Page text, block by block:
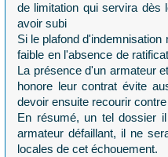
de limitation qui servira dès
avoir subi
Si le plafond
faible en l'absence de
La présence d'un armateur
honore leur contrat évite
devoir ensuite recourir
En résumé, un tel dossier
armateur défaillant, il ne
locales de cet échouement.